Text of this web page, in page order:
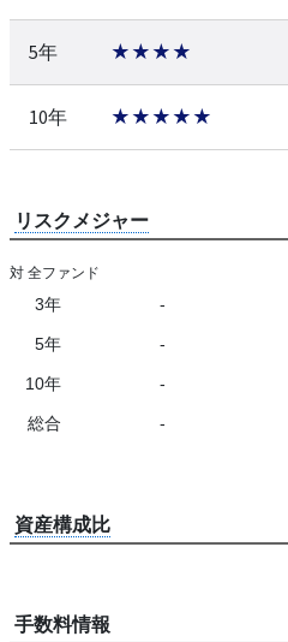
5年 ★★★★
10年 ★★★★★
リスクメジャー
対 全ファンド
3年 -
5年 -
10年 -
総合 -
資産構成比
手数料情報